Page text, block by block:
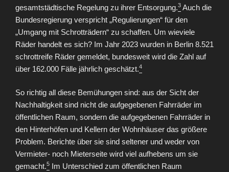
gesamtstädtische Regelung zu ihrer Entsorgung.3 Auch die
Bundesregierung verspricht „Regulierungen“ für den
„Umgang mit Schrotträdern“ zu schaffen. Um wieviele
Räder handelt es sich? Im Jahr 2023 wurden in Berlin 8.521
schrottreife Räder gemeldet, bundesweit wird die Zahl auf
über 162.000 Fälle jährlich geschätzt.4
So richtig all diese Bemühungen sind: aus der Sicht der
Nachhaltigkeit sind nicht die aufgegebenen Fahrräder im
öffentlichen Raum, sondern die aufgegebenen Fahrräder in
den Hinterhöfen und Kellern der Wohnhäuser das größere
Problem. Berichte über sie sind seltener und weder von
Vermieter- noch Mieterseite wird viel aufhebens um sie
gemacht.5 Im Unterschied zum öffentlichen Raum